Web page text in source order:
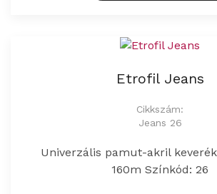
Etrofil Jeans
Cikkszám:
Jeans 26
Univerzális pamut-akril
160m Színkód: 26